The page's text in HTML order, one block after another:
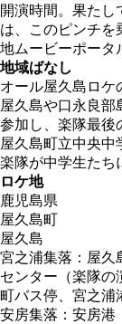
開演時間。果たし
は、このピンチを
地ムービーポータ
地域ばなし
オール屋久島ロケ
屋久島や口永良
参加し、楽隊最後
屋久島町立中央中
楽隊が中学生たち
ロケ地
鹿児島県
屋久島町
屋久島
宮之浦集落：屋
センター（楽隊の
町バス停、宮之浦
安房集落：安房港